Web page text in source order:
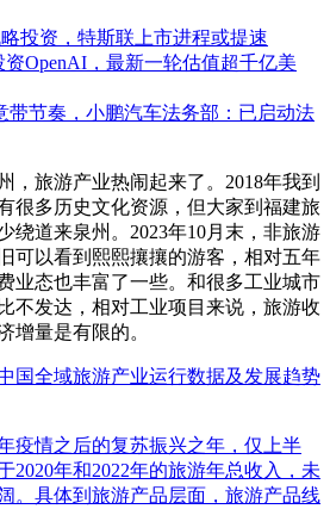
投资，特斯联上市进程或提速
OpenAI，最新一轮估值超千亿美
带节奏，小鹏汽车法务部：已启动法
，旅游产业热闹起来了。2018年我到
很多历史文化资源，但大家到福建旅
绕道来泉州。2023年10月末，非旅游
可以看到熙熙攘攘的游客，相对五年
业态也丰富了一些。和很多工业城市
不发达，相对工业项目来说，旅游收
增量是有限的。
国全域旅游产业运行数据及发展趋势
疫情之后的复苏振兴之年，仅上半
2020年和2022年的旅游年总收入，未
。具体到旅游产品层面，旅游产品线